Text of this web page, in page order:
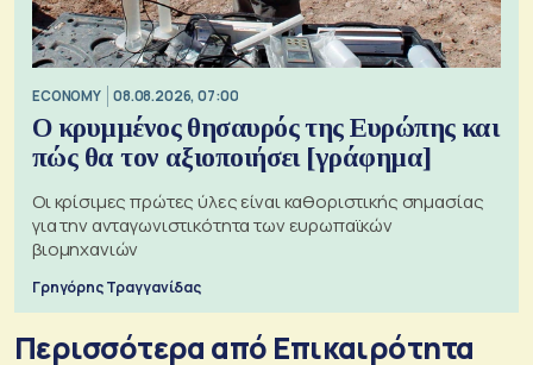
ECONOMY 08.08.2026, 07:00
Ο κρυμμένος θησαυρός της Ευρώπης και
πώς θα τον αξιοποιήσει [γράφημα]
Οι κρίσιμες πρώτες ύλες είναι καθοριστικής σημασίας
για την ανταγωνιστικότητα των ευρωπαϊκών
βιομηχανιών
Γρηγόρης Τραγγανίδας
Περισσότερα από Επικαιρότητα